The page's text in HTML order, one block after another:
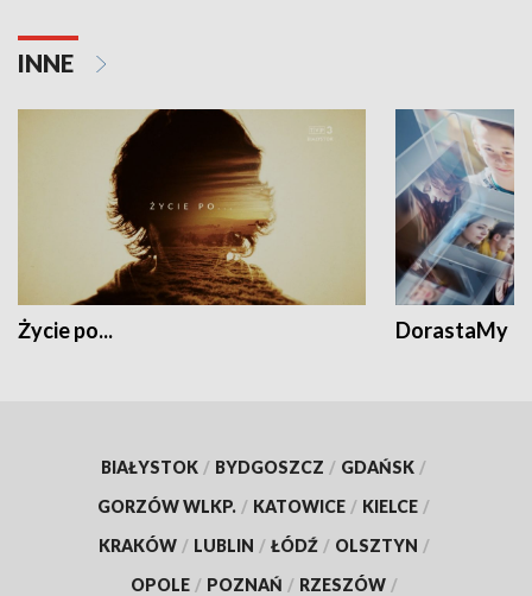
INNE
Życie po... DorastaMy
BIAŁYSTOK / BYDGOSZCZ / GDAŃSK /
GORZÓW WLKP. / KATOWICE / KIELCE /
KRAKÓW / LUBLIN / ŁÓDŹ / OLSZTYN /
OPOLE / POZNAŃ / RZESZÓW /